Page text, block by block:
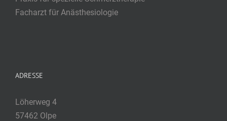
Facharzt für Anästhesiologie
ADRESSE
Löherweg 4
57462 Olpe